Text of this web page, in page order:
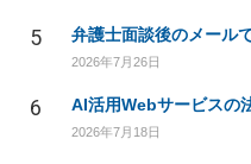
5
2026年7月26日
6
2026年7月18日